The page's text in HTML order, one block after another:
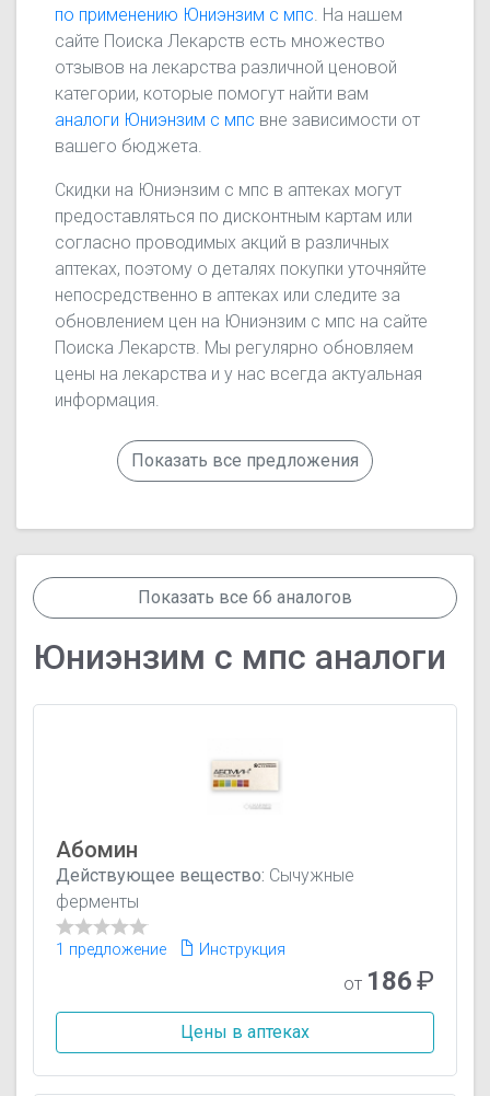
по применению Юниэнзим с мпс . На нашем
сайте Поиска Лекарств есть множество
отзывов на лекарства различной ценовой
категории, которые помогут найти вам
аналоги Юниэнзим с мпс вне зависимости от
вашего бюджета.
Скидки на Юниэнзим с мпс в аптеках могут
предоставляться по дисконтным картам или
согласно проводимых акций в различных
аптеках, поэтому о деталях покупки уточняйте
непосредственно в аптеках или следите за
обновлением цен на Юниэнзим с мпс на сайте
Поиска Лекарств. Мы регулярно обновляем
цены на лекарства и у нас всегда актуальная
информация.
Показать все предложения
Показать все 66 аналогов
Юниэнзим с мпс аналоги
Абомин
Действующее вещество: Сычужные
ферменты
1 предложение Инструкция
от 186₽
Цены в аптеках